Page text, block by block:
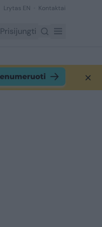
Lrytas EN Kontaktai
Prisijungti